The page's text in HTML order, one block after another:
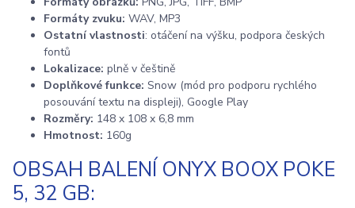
Formáty zvuku: WAV, MP3
Ostatní vlastnosti: otáčení na výšku, podpora českých
fontů
Lokalizace: plně v češtině
Doplňkové funkce: Snow (mód pro podporu rychlého
posouvání textu na displeji), Google Play
Rozměry: 148 x 108 x 6,8 mm
Hmotnost: 160g
OBSAH BALENÍ ONYX BOOX POKE
5, 32 GB: